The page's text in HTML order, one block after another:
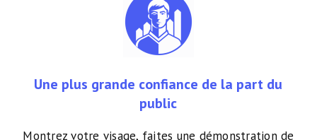
Une plus grande confiance de la part du
public
Montrez votre visage, faites une démonstration de